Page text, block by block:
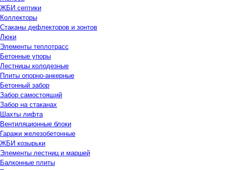
ЖБИ септики
Коллекторы
Стаканы дефлекторов и зонтов
Люки
Элементы теплотрасс
Бетонные упоры
Лестницы колодезные
Плиты опорно-анкерные
Бетонный забор
Забор самостоящий
Забор на стаканах
Шахты лифта
Вентиляционные блоки
Гаражи железобетонные
ЖБИ козырьки
Элементы лестниц и маршей
Балконные плиты